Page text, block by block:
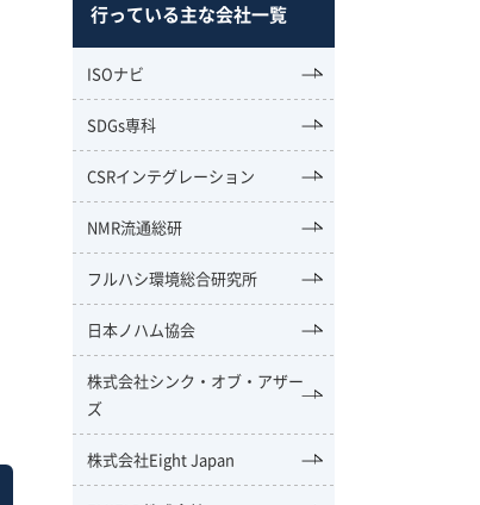
行っている主な会社一覧
ISOナビ
SDGs専科
CSRインテグレーション
NMR流通総研
フルハシ環境総合研究所
日本ノハム協会
株式会社シンク・オブ・アザー
ズ
株式会社Eight Japan